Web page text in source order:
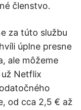
členstvo.
za túto službu
úplne presne
ale môžeme
Netflix
od cca 2,5 € až